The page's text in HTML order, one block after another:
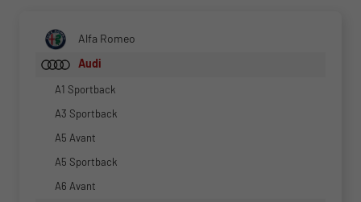
Alfa Romeo
Audi
A1 Sportback
A3 Sportback
A5 Avant
A5 Sportback
A6 Avant